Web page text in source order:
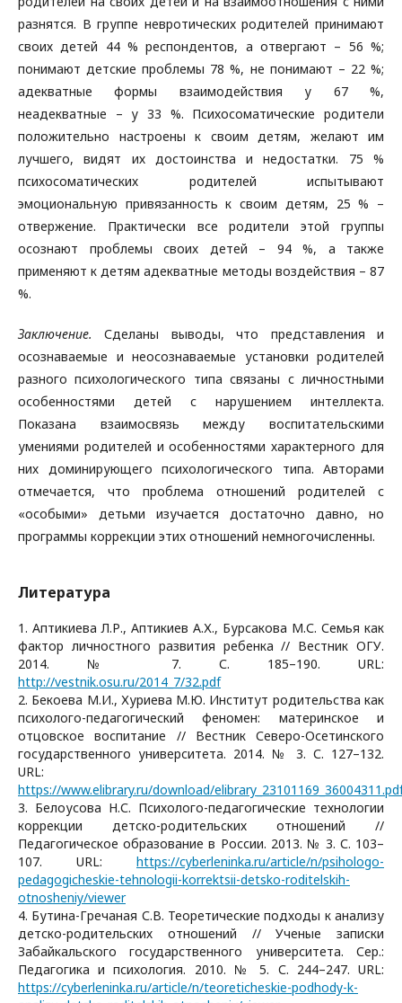
разнятся. В группе невротических родителей принимают
своих детей 44 % респондентов, а отвергают – 56 %;
понимают детские проблемы 78 %, не понимают – 22 %;
адекватные формы взаимодействия у 67 %,
неадекватные – у 33 %. Психосоматические родители
положительно настроены к своим детям, желают им
лучшего, видят их достоинства и недостатки. 75 %
психосоматических родителей испытывают
эмоциональную привязанность к своим детям, 25 % –
отвержение. Практически все родители этой группы
осознают проблемы своих детей – 94 %, а также
применяют к детям адекватные методы воздействия – 87
%.
Заключение.Сделаны выводы, что представления и
осознаваемые и неосознаваемые установки родителей
разного психологического типа связаны с личностными
особенностями детей с нарушением интеллекта.
Показана взаимосвязь между воспитательскими
умениями родителей и особенностями характерного для
них доминирующего психологического типа. Авторами
отмечается, что проблема отношений родителей с
«особыми» детьми изучается достаточно давно, но
программы коррекции этих отношений немногочисленны.
Литература
1. Аптикиева Л.Р., Аптикиев А.Х., Бурсакова М.С. Семья как
фактор личностного развития ребенка // Вестник ОГУ.
2014. № 7. С. 185–190. URL:
http://vestnik.osu.ru/2014_7/32.pdf
2. Бекоева М.И., Хуриева М.Ю. Институт родительства как
психолого-педагогический феномен: материнское и
отцовское воспитание // Вестник Северо-Осетинского
государственного университета. 2014. № 3. С. 127–132.
URL:
https://www.elibrary.ru/download/
3. Белоусова Н.С. Психолого-педагогические технологии
коррекции детско-родительских отношений //
Педагогическое образование в России. 2013. № 3. С. 103–
107. URL: https://cyberleninka.ru/article/n/psihologo-
pedagogicheskie-tehnologii-korrektsii-detsko-roditelskih-
otnosheniy/viewer
4. Бутина-Гречаная С.В. Теоретические подходы к анализу
детско-родительских отношений // Ученые записки
Забайкальского государственного университета. Сер.:
Педагогика и психология. 2010. № 5. С. 244–247. URL:
https://cyberleninka.ru/article/n/teoreticheskie-podhody-k-